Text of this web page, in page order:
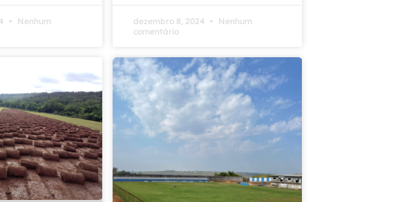
Nenhum
dezembro 8, 2024
Nenhum
comentário